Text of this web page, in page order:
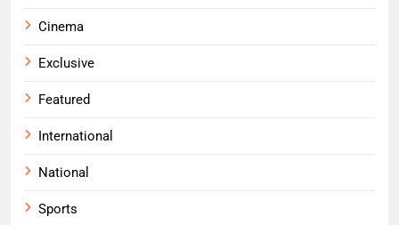
Cinema
Exclusive
Featured
International
National
Sports